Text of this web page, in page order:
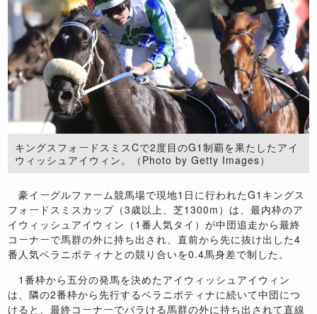
キングスフォードスミスCで2度目のG1制覇を果たしたアイ
ウィッシュアイウィン。（Photo by Getty Images）
豪イーグルファーム競馬場で現地1日に行われたG1キングス
フォードスミスカップ（3歳以上、芝1300m）は、最内枠のア
イウィッシュアイウィン（1番人気タイ）が中団追走から最終
コーナーで馬群の外に持ち出され、直前から先に抜け出した4
番人気ベラニポティナとの競り合いを0.4馬身差で制した。
1番枠から五分の発馬を決めたアイウィッシュアイウィン
は、隣の2番枠から先行するベラニポティナに続いて中団につ
けると、最終コーナーでバラける馬群の外に持ち出されて直線